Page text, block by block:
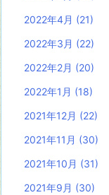
2022年4月 (21)
2022年3月 (22)
2022年2月 (20)
2022年1月 (18)
2021年12月 (22)
2021年11月 (30)
2021年10月 (31)
2021年9月 (30)